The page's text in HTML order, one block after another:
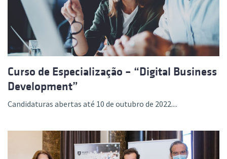
Curso de Especialização – “Digital Business
Development”
Candidaturas abertas até 10 de outubro de 2022....